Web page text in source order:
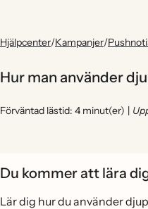
Hjälpcenter/Kampanjer/
Hur man använder
Förväntad lästid: 4 minut(er) |
Du kommer att lära
Lär dig hur du använder